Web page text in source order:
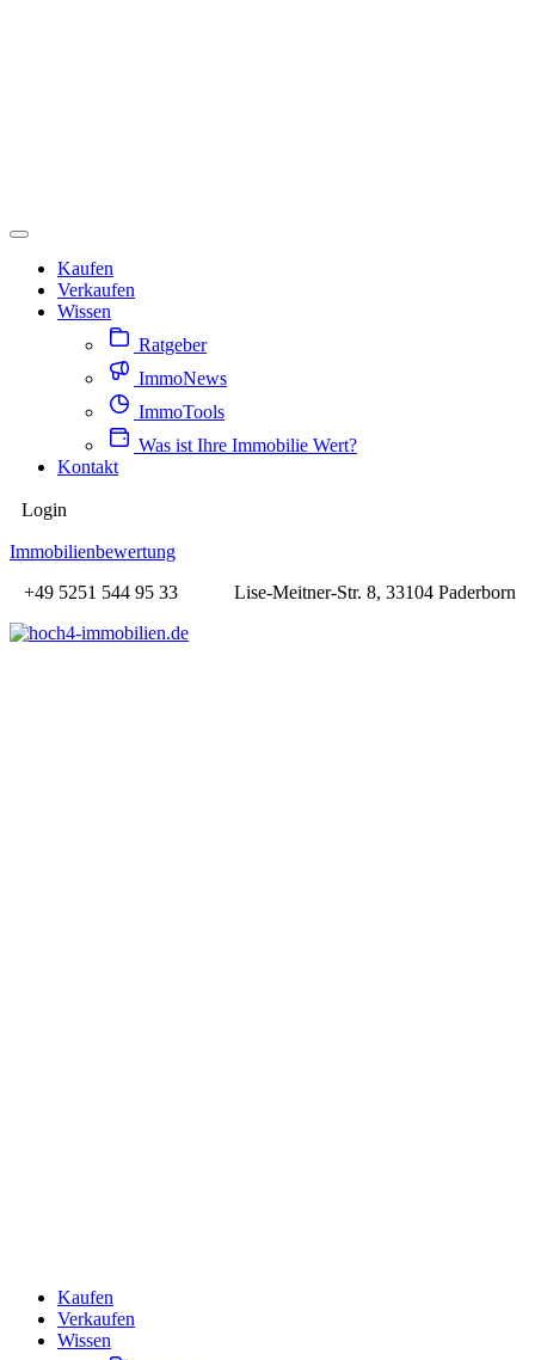
Kaufen
Verkaufen
Wissen
Ratgeber
ImmoNews
ImmoTools
Was ist Ihre Immobilie Wert?
Kontakt
Login
Immobilienbewertung
+49 5251 544 95 33
Lise-Meitner-Str. 8, 33104 Paderborn
Kaufen
Verkaufen
Wissen